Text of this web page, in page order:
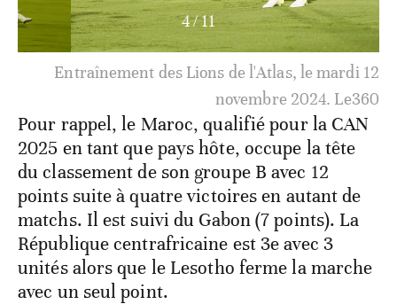
4/11
Entraînement des Lions de l'Atlas, le mardi 12
novembre 2024. Le360
Pour rappel, le Maroc, qualifié pour la CAN
2025 en tant que pays hôte, occupe la tête
du classement de son groupe B avec 12
points suite à quatre victoires en autant de
matchs. Il est suivi du Gabon (7 points). La
République centrafricaine est 3e avec 3
unités alors que le Lesotho ferme la marche
avec un seul point.